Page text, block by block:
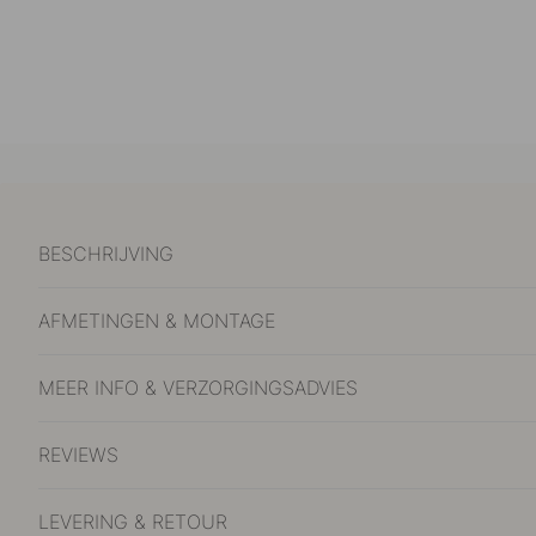
BESCHRIJVING
AFMETINGEN & MONTAGE
MEER INFO & VERZORGINGSADVIES
REVIEWS
LEVERING & RETOUR